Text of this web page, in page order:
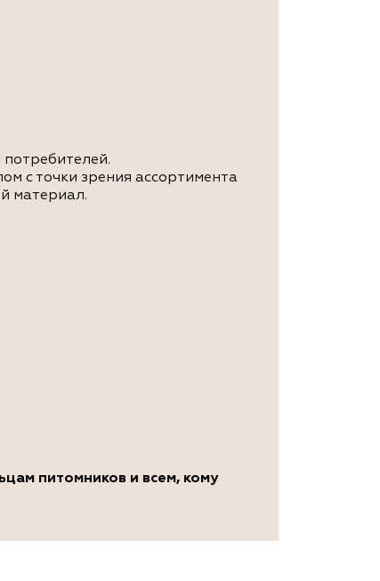
с точки зрения ассортимента
материал.
питомников и всем, кому